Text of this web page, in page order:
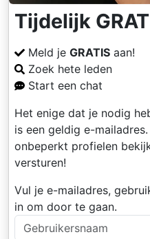
Tijdelijk
Meld je GRATIS aan!
Zoek hete leden
Start een chat
Het enige dat je nodig
is een geldig e-
onbeperkt profielen
versturen!
Vul je e-mailadres,
in om door te gaan.